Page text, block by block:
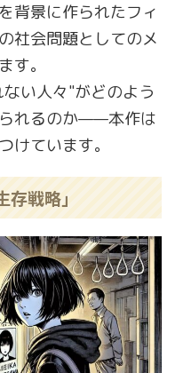
背景に作られたフィ
社会問題としてのメ
す。
い人々"がどのよう
れるのか——本作は
けています。
戦略」